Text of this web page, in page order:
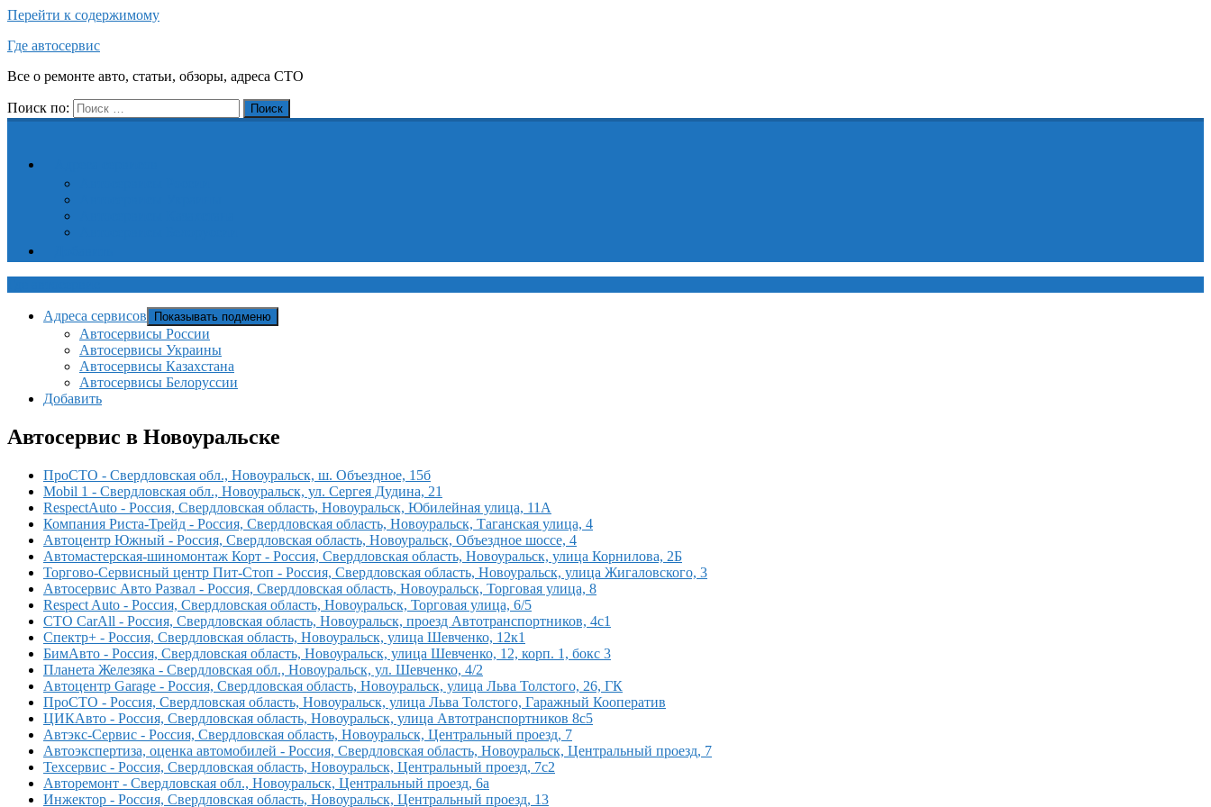
Перейти к содержимому
Где автосервис
Все о ремонте авто, статьи, обзоры, адреса СТО
Поиск по: Поиск
Адреса сервисов Показывать подменю
Автосервисы России
Автосервисы Украины
Автосервисы Казахстана
Автосервисы Белоруссии
Добавить
Автосервис в Новоуральске
ПроCTO - Свердловская обл., Новоуральск, ш. Объездное, 15б
Mobil 1 - Свердловская обл., Новоуральск, ул. Сергея Дудина, 21
RespectAuto - Россия, Свердловская область, Новоуральск, Юбилейная улица, 11А
Компания Риста-Трейд - Россия, Свердловская область, Новоуральск, Таганская улица, 4
Автоцентр Южный - Россия, Свердловская область, Новоуральск, Объездное шоссе, 4
Автомастерская-шиномонтаж Корт - Россия, Свердловская область, Новоуральск, улица Корнилова, 2Б
Торгово-Сервисный центр Пит-Стоп - Россия, Свердловская область, Новоуральск, улица Жигаловского, 3
Автосервис Авто Развал - Россия, Свердловская область, Новоуральск, Торговая улица, 8
Respect Auto - Россия, Свердловская область, Новоуральск, Торговая улица, 6/5
СТО CarAll - Россия, Свердловская область, Новоуральск, проезд Автотранспортников, 4с1
Спектр+ - Россия, Свердловская область, Новоуральск, улица Шевченко, 12к1
БимАвто - Россия, Свердловская область, Новоуральск, улица Шевченко, 12, корп. 1, бокс 3
Планета Железяка - Свердловская обл., Новоуральск, ул. Шевченко, 4/2
Автоцентр Garage - Россия, Свердловская область, Новоуральск, улица Льва Толстого, 26, ГК
ПроСТО - Россия, Свердловская область, Новоуральск, улица Льва Толстого, Гаражный Кооператив
ЦИКАвто - Россия, Свердловская область, Новоуральск, улица Автотранспортников 8с5
Автэкс-Сервис - Россия, Свердловская область, Новоуральск, Центральный проезд, 7
Автоэкспертиза, оценка автомобилей - Россия, Свердловская область, Новоуральск, Центральный проезд, 7
Техсервис - Россия, Свердловская область, Новоуральск, Центральный проезд, 7с2
Авторемонт - Свердловская обл., Новоуральск, Центральный проезд, 6а
Инжектор - Россия, Свердловская область, Новоуральск, Центральный проезд, 13